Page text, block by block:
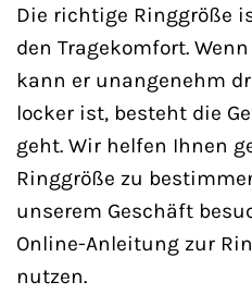
Die richtige Ringgröße
den Tragekomfort.
kann er unangenehm
locker ist, besteht die
geht. Wir helfen Ihnen
Ringgröße zu
unserem Geschäft
Online-Anleitung zur
nutzen.